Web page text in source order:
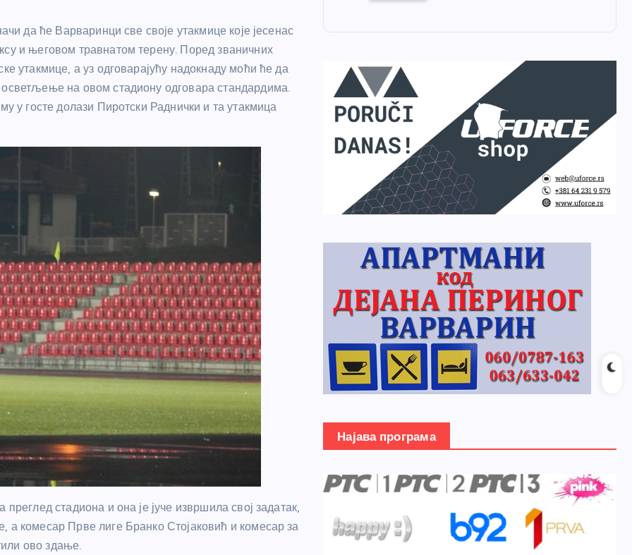
да ће Варваринци све своје утакмице које јесенас
и његовом травнатом терену. Поред званичних
утакмице, а уз одговарајућу надокнаду моћи ће да
на овом стадиону одговара стандардима.
у госте долази Пиротски Раднички и та утакмица
стадиона и она је јуче извршила свој задатак,
а комесар Прве лиге Бранко Стојаковић и комесар за
ово здање.
Најава програма